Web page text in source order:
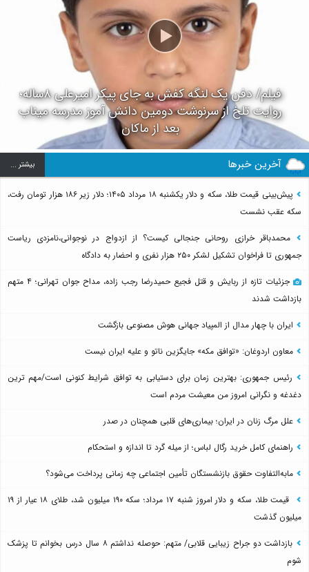
فیلم/ دفن یک لنگه کفش به جای پیکر امیرعلی ۸ساله؛
روایت تلخ از سرنوشت دومین دانش آموز مدرسه میناب
بعد از ماکان
آخرین خبرها بيشتر ...
پیش‌بینی قیمت طلا، سکه و دلار یکشنبه ۱۸ مرداد ۱۴۰۵؛ دلار زیر ۱۸۶ هزار تومان رفت،
سکه عقب نشست
محمدباقر خرازی روحانی جنجالی کیست؟ از ازدواج در نوجوانی،نامزدی ریاست
جمهوری تا فراخوان تشکیل لشکر ۲۵۰ هزار نفری و احضار به دادگاه
جزئیات تازه از ربایش و قتل فجیع حمیدرضا رجب زاده، مداح جوان تهرانی؛ ۴ متهم
بازداشت شدند
ایران با چهار مدال از المپیاد جهانی هوش مصنوعی بازگشت
معاون اردوغان: «توافق مکه» جایگزین ناتو و علیه ایران نیست
رئیس جمهوری: بهترین زمان برای دستیابی به توافق شرایط کنونی است/مهم ترین
دغدغه و نگرانی امروز من معیشت مردم است
علل مرگ زنان در ایران؛ بیماری‌های قلبی همچنان در صدر
راهنمای کامل خرید رگال لباس؛ از میله گرد تا اندازه و استحکام
مابه‌التفاوت حقوق بازنشستگان تأمین اجتماعی چه زمانی پرداخت می‌شود؟
قیمت طلا، سکه و دلار امروز شنبه ۱۷ مرداد؛ سکه ۱۹۰ میلیون شد، طلای ۱۸ عیار از ۱۹
میلیون گذشت
بازداشت دو جراح زیبایی قلابی/ متهم: حوصله نداشتم ۸ سال درس بخوانم تا پزشک
شوم